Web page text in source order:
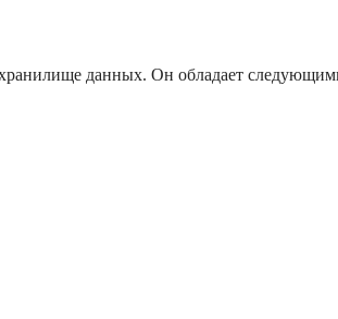
хранилище данных. Он обладает